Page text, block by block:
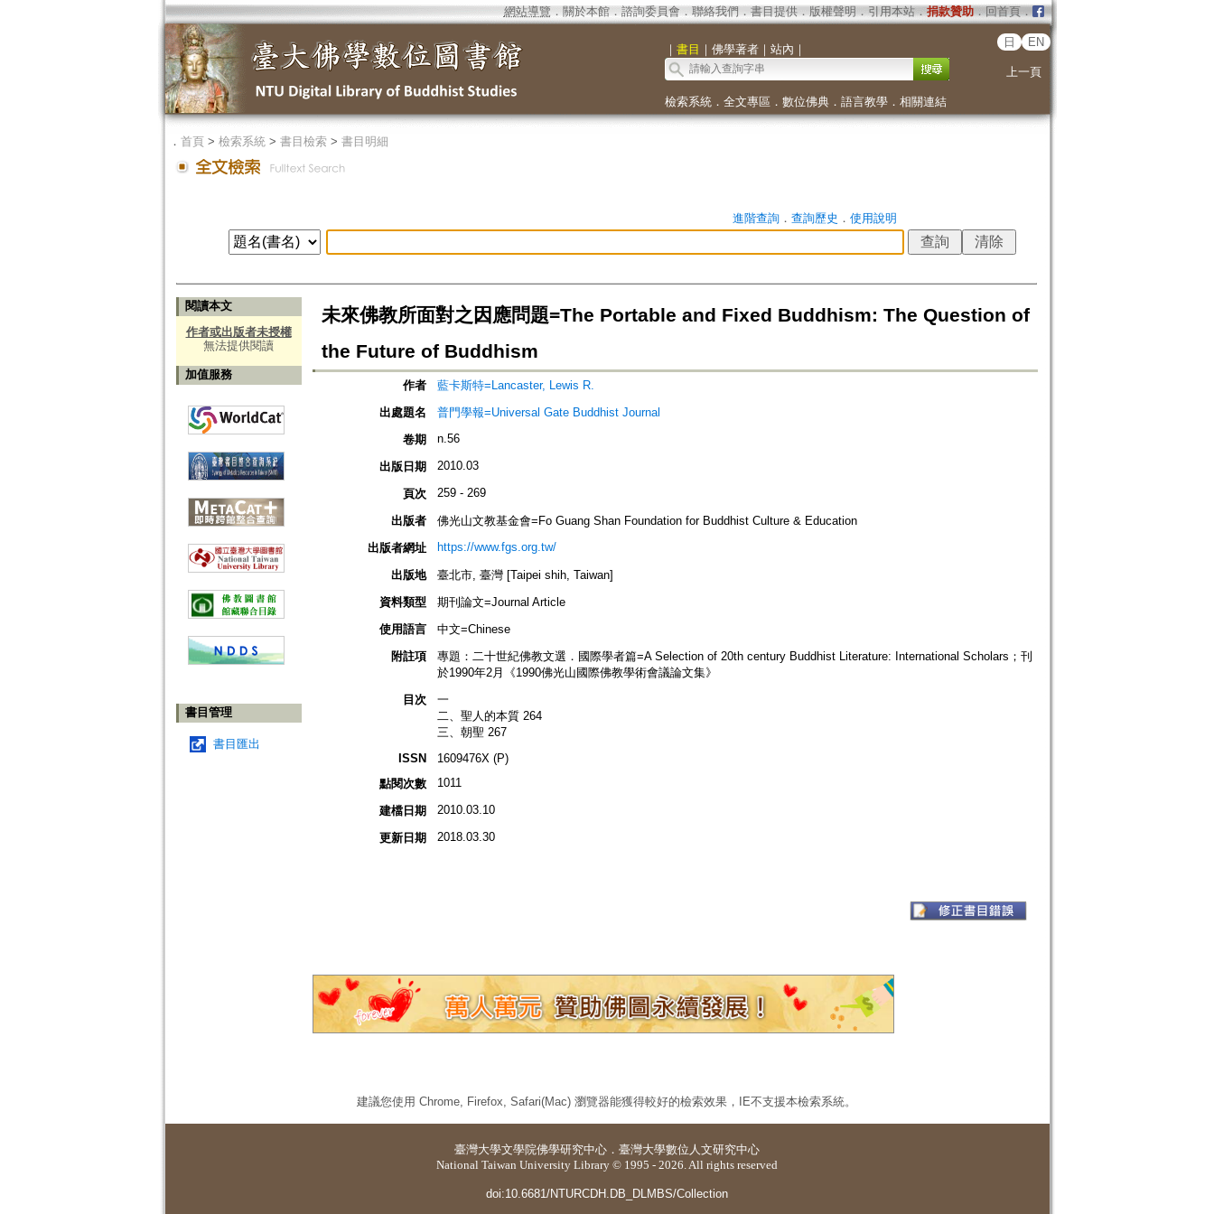
網站導覽 ． 關於本館． 諮詢委員會． 聯絡我們 ． 書目提供． 版權聲明 ． 引用本站． 捐款贊助．回首頁．
｜ 書目 ｜ 佛學著者｜ 站內 ｜
日 EN
上一頁
檢索系統． 全文專區 ． 數位佛典． 語言教學． 相關連結
． 首頁> 檢索系統> 書目檢索> 書目明細
進階查詢． 查詢歷史 ． 使用說明
閱讀本文
作者或出版者未授權
無法提供閱讀
加值服務
書目管理
書目匯出
未來佛教所面對之因應問題=The Portable and Fixed Buddhism: The Question of
the Future of Buddhism
作者
藍卡斯特=Lancaster, Lewis R.
出處題名
普門學報=Universal Gate Buddhist Journal
卷期
n.56
出版日期 2010.03
頁次 259 - 269
出版者
佛光山文教基金會=Fo Guang Shan Foundation for Buddhist Culture & Education
出版者網址
https://www.fgs.org.tw/
出版地
臺北市, 臺灣 [Taipei shih, Taiwan]
資料類型
期刊論文=Journal Article
使用語言
中文=Chinese
附註項
專題：二十世紀佛教文選．國際學者篇=A Selection of 20th century Buddhist Literature: International Scholars；刊
於1990年2月《1990佛光山國際佛教學術會議論文集》
目次
一
二、聖人的本質 264
三、朝聖 267
ISSN
1609476X (P)
點閱次數
1011
建檔日期 2010.03.10
更新日期 2018.03.30
建議您使用 Chrome, Firefox, Safari(Mac) 瀏覽器能獲得較好的檢索效果，IE不支援本檢索系統。
臺灣大學文學院佛學研究中心 ． 臺灣大學數位人文研究中心
National Taiwan University Library © 1995 - 2026. All rights reserved
doi:10.6681/NTURCDH.DB_DLMBS/Collection